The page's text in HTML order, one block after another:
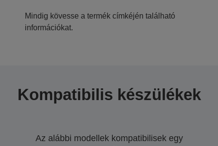
Mindig kövesse a termék címkéjén található
információkat.
Kompatibilis készülékek
Az alábbi modellek kompatibilisek egy